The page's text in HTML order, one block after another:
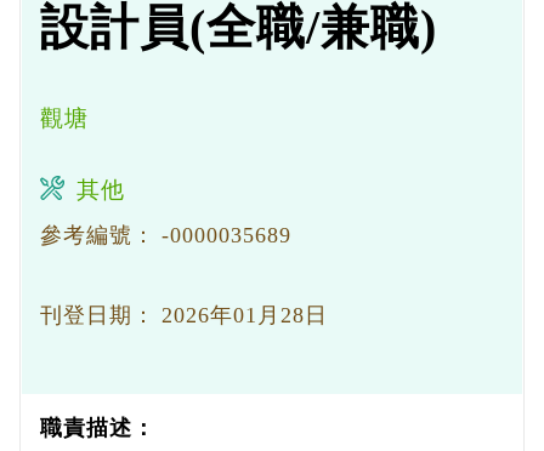
設計員(全職/兼職)
觀塘
其他
參考編號： -0000035689
刊登日期： 2026年01月28日
職責描述：